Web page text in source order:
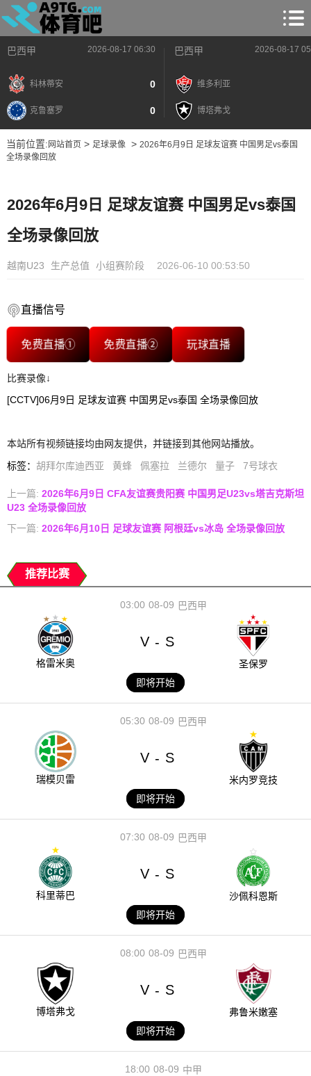
巴西甲 2026-08-17 06:30
科林蒂安 0
克鲁塞罗 0
巴西甲 2026-08-17
维多利亚
博塔弗戈
当前位置: 网站首页> 足球录像 > 2026年6月9日 足球友谊赛 中国男足vs泰国
全场录像回放
2026年6月9日 足球友谊赛 中国男足vs泰国
全场录像回放
越南U23 生产总值 小组赛阶段 2026-06-10 00:53:50
直播信号
免费直播① 免费直播② 玩球直播
比赛录像↓
[CCTV]06月9日 足球友谊赛 中国男足vs泰国 全场录像回放
本站所有视频链接均由网友提供，并链接到其他网站播放。
标签： 胡拜尔库迪西亚 黄蜂 佩塞拉 兰德尔 量子 7号球衣
上一篇: 2026年6月9日 CFA友谊赛贵阳赛 中国男足U23vs塔吉克斯坦
U23 全场录像回放
下一篇: 2026年6月10日 足球友谊赛 阿根廷vs冰岛 全场录像回放
推荐比赛
08-09
03:00 巴西甲
格雷米奥
V - S
圣保罗
即将开始
08-09
05:30 巴西甲
瑞模贝雷
V - S
米内罗竞技
即将开始
08-09
07:30 巴西甲
科里蒂巴
V - S
沙佩科恩斯
即将开始
08-09
08:00 巴西甲
博塔弗戈
V - S
弗鲁米嫩塞
即将开始
08-09
18:00 中甲